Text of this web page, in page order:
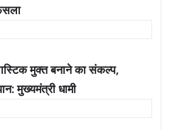
मुक्त बनाने का संकल्प,
मुख्यमंत्री धामी